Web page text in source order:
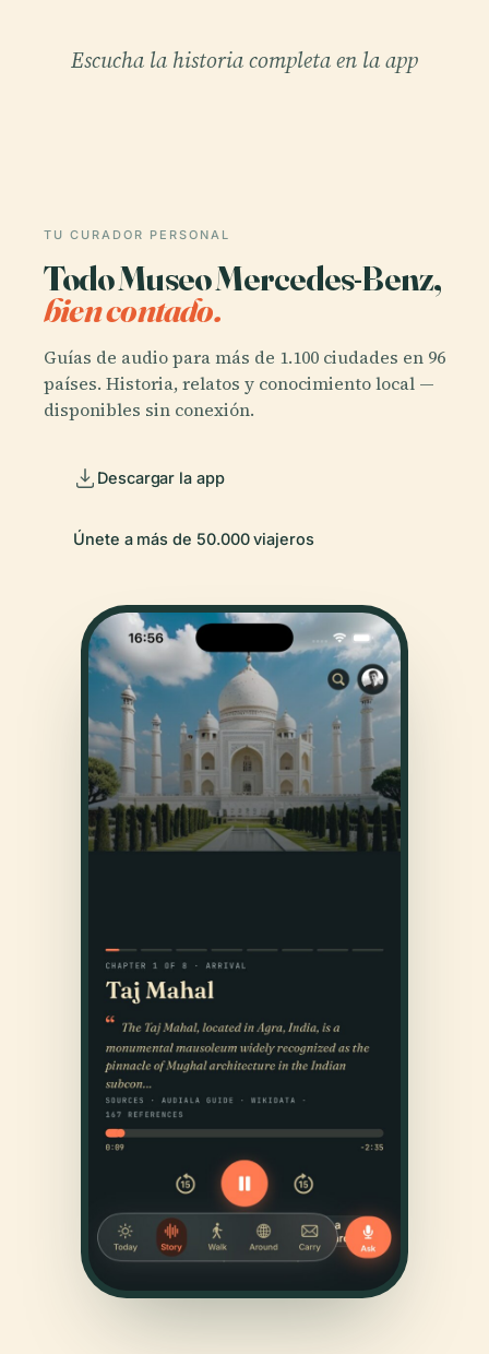
Escucha la historia completa en la app
TU CURADOR PERSONAL
Todo Museo Mercedes-Benz,
bien contado.
Guías de audio para más de 1.100 ciudades en 96
países. Historia, relatos y conocimiento local —
disponibles sin conexión.
Descargar la app
Únete a más de 50.000 viajeros